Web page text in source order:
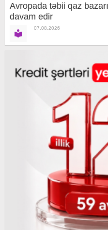
Avropada təbii qaz
davam edir
07.08.2026